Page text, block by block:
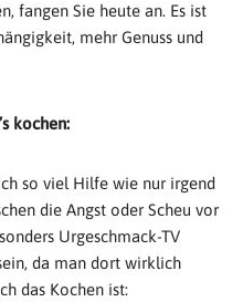
fangen Sie heute an. Es ist
mehr Genuss und
kochen:
so viel Hilfe wie nur irgend
die Angst oder Scheu vor
Urgeschmack-TV
da man dort wirklich
das Kochen ist: